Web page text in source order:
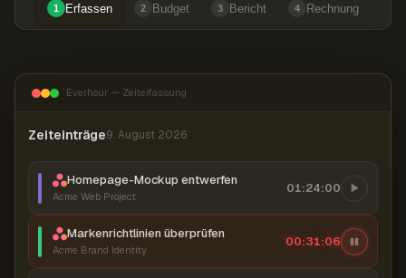
1 Erfassen 2 Budget 3 Bericht 4 Rechnung
Everhour — Zeiterfassung
Zeiteinträge9. August 2026
Homepage-Mockup entwerfen
Acme Web Project
01:24:00
Markenrichtlinien überprüfen
Acme Brand Identity
00:31:07